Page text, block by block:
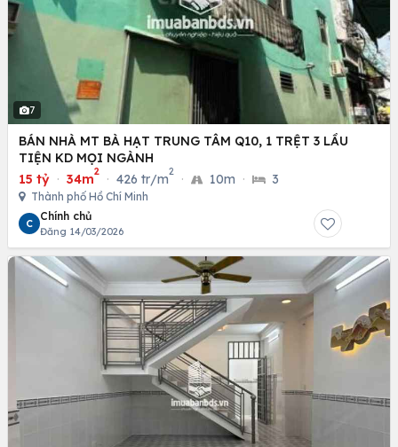
7
BÁN NHÀ MT BÀ HẠT TRUNG TÂM Q10, 1 TRỆT 3 LẦU
TIỆN KD MỌI NGÀNH
15 tỷ · 34m
2
· 426 tr/m
2
· 10m · 3
Thành phố Hồ Chí Minh
C
Chính chủ
Đăng 14/03/2026